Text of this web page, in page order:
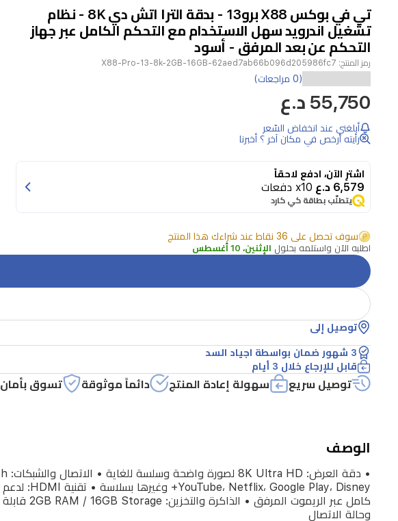
of
3
تي في بوكس X88 برو13 - بدقة الترا اتش دي 8K - نظام
تشغيل اندرويد سهل الاستخدام مع التحكم الكامل عبر جهاز
التحكم عن بعد المرفق - أسود
رمز المنتج: X88-Pro-13-8k-2GB-16GB-62aed7ab66b096d205986fc7
•
دقة
العرض:
8K
Ultra
لصورة
واضحة
للغاية
•
الاتصال
والشبكات:
Wi-
Fi،
وEthernet
لتجربة
وسريعة
المعالج
والأداء:
معالج
(0 مراجعات)
55,750 د.ع
أبلغني عند انخفاض السّعر
رأيته أرخص في مكان آخر ؟ أخبرنا
اشترِ الآن، ادفع لاحقاً
6,579 د.ع x10 دفعات
يتطلّب بطاقة كي كارد
سوف تحصل على 36 نقاط عند شراءك هذا المنتج
اطلبه الآن واستلمه بحلول الإثنين، 10 أغسطس
توصيل إلى
3 شهور ضمان بواسطة اجياد السد
قابل للإرجاع خلال 3 أيام
توصيل سريع سهولة إعادة المنتج دائماً موثوقة تسوق بأمان
الوصف
وحالة الاتصال